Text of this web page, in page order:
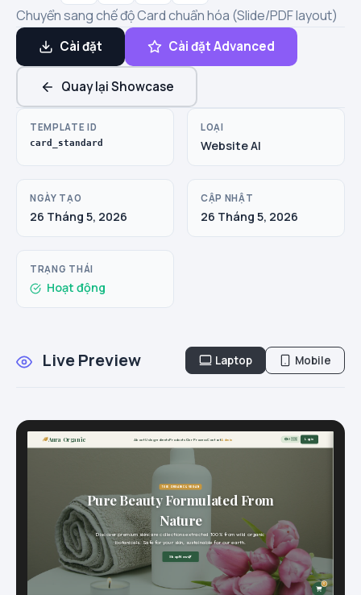
Chuyển sang chế độ Card chuẩn hóa (Slide/PDF layout)
Cài đặt Cài đặt Advanced
Quay lại Showcase
TEMPLATE ID
card_standard
LOẠI
Website AI
NGÀY TẠO
26 Tháng 5, 2026
CẬP NHẬT
26 Tháng 5, 2026
TRẠNG THÁI
Hoạt động
Live Preview Laptop Mobile